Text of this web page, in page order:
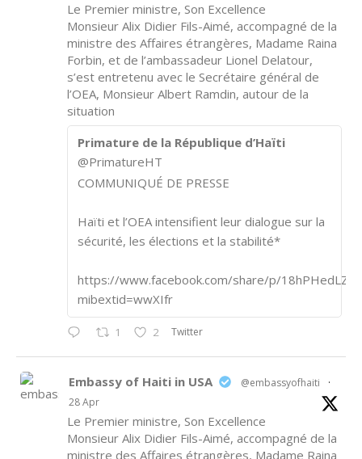
Le Premier ministre, Son Excellence
Monsieur Alix Didier Fils-Aimé, accompagné de la
ministre des Affaires étrangères, Madame Raina
Forbin, et de l’ambassadeur Lionel Delatour,
s’est entretenu avec le Secrétaire général de
l’OEA, Monsieur Albert Ramdin, autour de la
situation
Primature de la République d’Haïti
@PrimatureHT
COMMUNIQUÉ DE PRESSE
Haïti et l’OEA intensifient leur dialogue sur la
sécurité, les élections et la stabilité*
https://www.facebook.com/share/p/18hPHedLZA/
mibextid=wwXIfr
1 2 Twitter
Embassy of Haiti in USA @embassyofhaiti
·
28 Apr
Le Premier ministre, Son Excellence
Monsieur Alix Didier Fils-Aimé, accompagné de la
ministre des Affaires étrangères, Madame Raina